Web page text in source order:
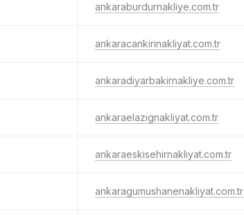
ankaraburdurnakliye.com.tr
ankaracankirinakliyat.com.tr
ankaradiyarbakirnakliye.com.tr
ankaraelazignakliyat.com.tr
ankaraeskisehirnakliyat.com.tr
ankaragumushanenakliyat.com.tr